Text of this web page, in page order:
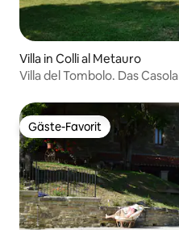
Villa in Colli al Metauro
Villa del Tombolo. Das
Gäste-Favorit
Gäste-Favorit